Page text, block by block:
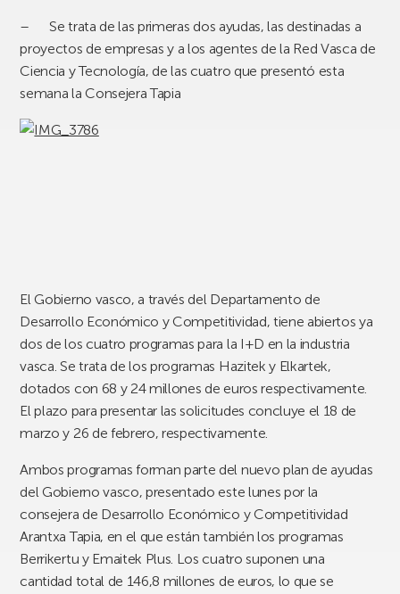
–Se trata de las primeras dos ayudas, las destinadas a
proyectos de empresas y a los agentes de la Red Vasca de
Ciencia y Tecnología, de las cuatro que presentó esta
semana la Consejera Tapia
El Gobierno vasco, a través del Departamento de
Desarrollo Económico y Competitividad, tiene abiertos ya
dos de los cuatro programas para la I+D en la industria
vasca. Se trata de los programas Hazitek y Elkartek,
dotados con 68 y 24 millones de euros respectivamente.
El plazo para presentar las solicitudes concluye el 18 de
marzo y 26 de febrero, respectivamente.
Ambos programas forman parte del nuevo plan de ayudas
del Gobierno vasco, presentado este lunes por la
consejera de Desarrollo Económico y Competitividad
Arantxa Tapia, en el que están también los programas
Berrikertu y Emaitek Plus. Los cuatro suponen una
cantidad total de 146,8 millones de euros, lo que se